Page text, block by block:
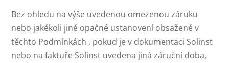
Bez ohledu na výše uvedenou omezenou záruku
nebo jakékoli jiné opačné ustanovení obsažené v
těchto Podmínkách , pokud je v dokumentaci Solinst
nebo na faktuře Solinst uvedena jiná záruční doba,